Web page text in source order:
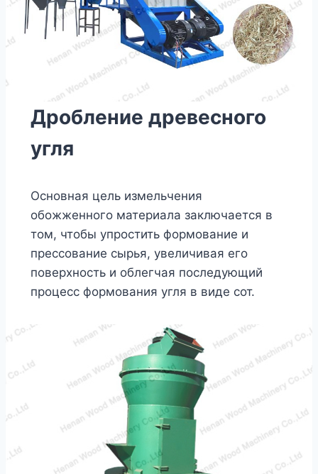
Дробление древесного
угля
Основная цель измельчения
обожженного материала заключается в
том, чтобы упростить формование и
прессование сырья, увеличивая его
поверхность и облегчая последующий
процесс формования угля в виде сот.